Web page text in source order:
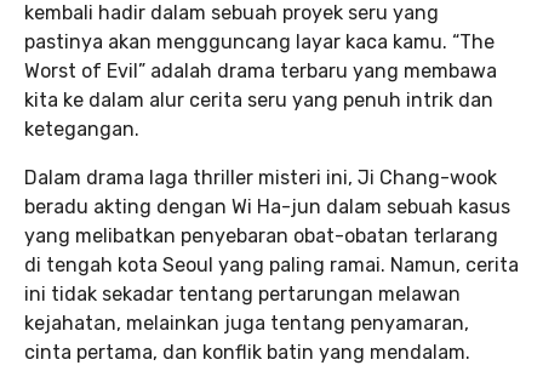
kembali hadir dalam sebuah proyek seru yang
pastinya akan mengguncang layar kaca kamu. “The
Worst of Evil” adalah drama terbaru yang membawa
kita ke dalam alur cerita seru yang penuh intrik dan
ketegangan.
Dalam drama laga thriller misteri ini, Ji Chang-wook
beradu akting dengan Wi Ha-jun dalam sebuah kasus
yang melibatkan penyebaran obat-obatan terlarang
di tengah kota Seoul yang paling ramai. Namun, cerita
ini tidak sekadar tentang pertarungan melawan
kejahatan, melainkan juga tentang penyamaran,
cinta pertama, dan konflik batin yang mendalam.